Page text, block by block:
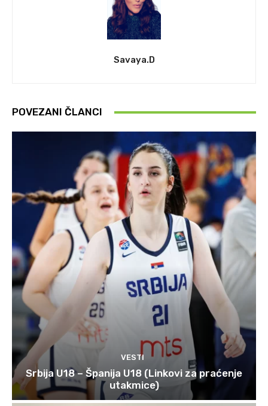
Savaya.D
POVEZANI ČLANCI
VESTI
Srbija U18 – Španija U18 (Linkovi za praćenje
utakmice)